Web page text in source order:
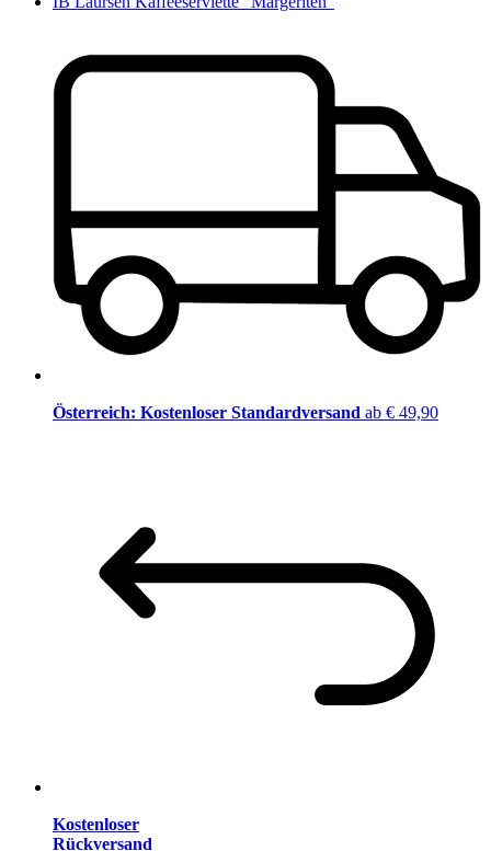
Österreich: Kostenloser Standardversand ab € 49,90
Kostenloser
Rückversand